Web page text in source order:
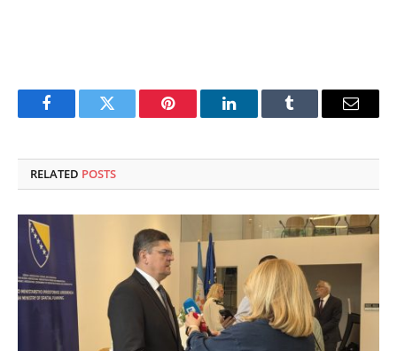
FacebookTwitter Pinterest LinkedInTumblr Email
RELATED POSTS